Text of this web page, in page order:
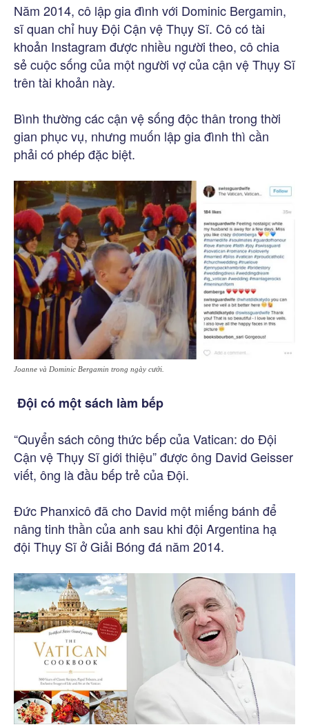
Năm 2014, cô lập gia đình với Dominic Bergamin,
sĩ quan chỉ huy Đội Cận vệ Thụy Sĩ. Cô có tài
khoản Instagram được nhiều người theo, cô chia
sẻ cuộc sống của một người vợ của cận vệ Thụy Sĩ
trên tài khoản này.
Bình thường các cận vệ sống độc thân trong thời
gian phục vụ, nhưng muốn lập gia đình thì cần
phải có phép đặc biệt.
Joanne và Dominic Bergamin trong ngày cưới.
Đội có một sách làm bếp
“Quyển sách công thức bếp của Vatican: do Đội
Cận vệ Thụy Sĩ giới thiệu” được ông David Geisser
viết, ông là đầu bếp trẻ của Đội.
Đức Phanxicô đã cho David một miếng bánh để
nâng tinh thần của anh sau khi đội Argentina hạ
đội Thụy Sĩ ở Giải Bóng đá năm 2014.